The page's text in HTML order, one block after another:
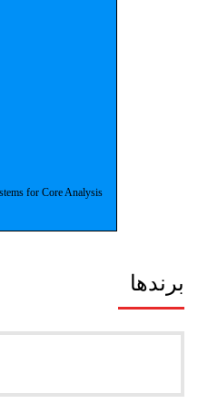
for Core Analysis
برندها